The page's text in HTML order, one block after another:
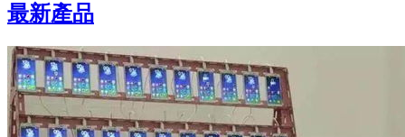
最新產品